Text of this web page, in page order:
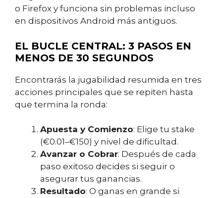
o Firefox y funciona sin problemas incluso
en dispositivos Android más antiguos.
EL BUCLE CENTRAL: 3 PASOS EN
MENOS DE 30 SEGUNDOS
Encontrarás la jugabilidad resumida en tres
acciones principales que se repiten hasta
que termina la ronda:
Apuesta y Comienzo: Elige tu stake
(€0.01–€150) y nivel de dificultad.
Avanzar o Cobrar: Después de cada
paso exitoso decides si seguir o
asegurar tus ganancias.
Resultado: O ganas en grande si